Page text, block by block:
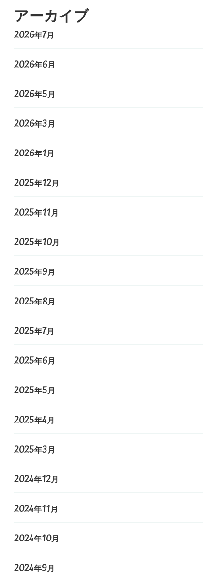
アーカイブ
2026年7月
2026年6月
2026年5月
2026年3月
2026年1月
2025年12月
2025年11月
2025年10月
2025年9月
2025年8月
2025年7月
2025年6月
2025年5月
2025年4月
2025年3月
2024年12月
2024年11月
2024年10月
2024年9月